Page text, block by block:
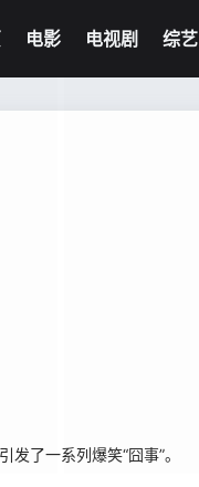
电影 电视剧 综艺
了一系列爆笑“囧事”。